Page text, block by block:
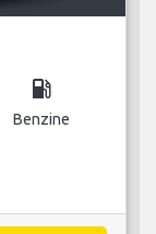
local_gas_station
Benzine